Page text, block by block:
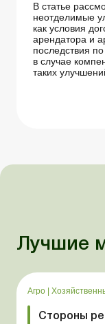
В статье
неотделимые
как условия
арендатора и
последствия
в случае
таких
Лучшие
Агро
Стороны